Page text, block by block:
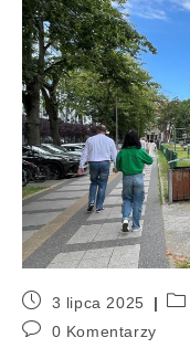
3 lipca 2025
0 Komentarzy